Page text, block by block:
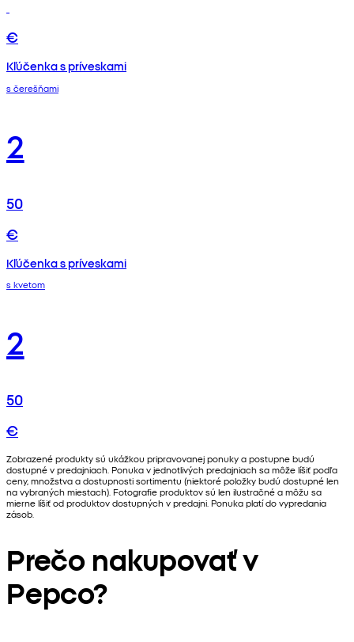
€
Kľúčenka s príveskami
s čerešňami
2
50
€
Kľúčenka s príveskami
s kvetom
2
50
€
Zobrazené produkty sú ukážkou pripravovanej ponuky a postupne budú
dostupné v predajniach. Ponuka v jednotlivých predajniach sa môže líšiť podľa
ceny, množstva a dostupnosti sortimentu (niektoré položky budú dostupné len
na vybraných miestach). Fotografie produktov sú len ilustračné a môžu sa
mierne líšiť od produktov dostupných v predajni. Ponuka platí do vypredania
zásob.
Prečo nakupovať v
Pepco?